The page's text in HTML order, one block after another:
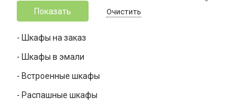
Ширина 1900
Ширина 2000
Ширина 2100
Ширина 2200
Ширина 2400
Ширина 2500
Очистить
- Шкафы на заказ
- Шкафы в эмали
- Встроенные шкафы
- Распашные шкафы